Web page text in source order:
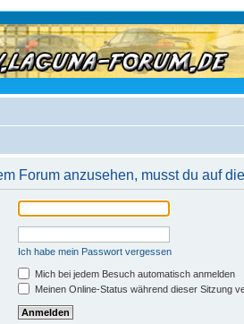
Forum anzusehen, musst du auf
Ich habe mein Passwort vergessen
Mich bei jedem Besuch automatisch anmelden
Meinen Online-Status während dieser Sitzung